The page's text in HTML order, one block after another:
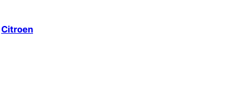
Citroen